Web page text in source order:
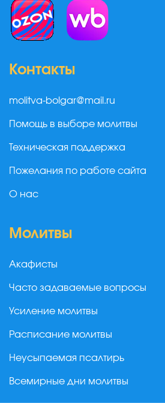
Контакты
molitva-bolgar@mail.ru
Помощь в выборе молитвы
Техническая поддержка
Пожелания по работе сайта
О нас
Молитвы
Акафисты
Часто задаваемые вопросы
Усиление молитвы
Расписание молитвы
Неусыпаемая псалтирь
Всемирные дни молитвы